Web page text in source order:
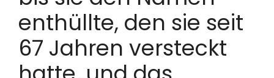
enthüllte, den sie seit
67 Jahren versteckt